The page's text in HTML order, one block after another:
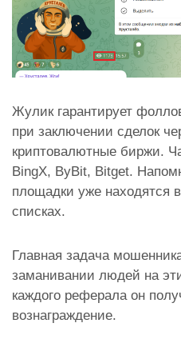
Жулик гарантирует
при заключении сделок
криптовалютные биржи.
BingX, ByBit, Bitget.
площадки уже находятся
списках.
Главная задача
заманивании людей на
каждого реферала он
вознаграждение.